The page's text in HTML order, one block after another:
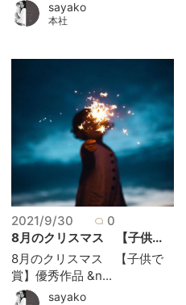
sayako
本社
2021/9/30
0
8月のクリスマス 【子供...
8月のクリスマス 【子供で
賞】優秀作品 &n...
sayako